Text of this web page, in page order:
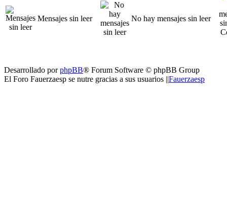
Mensajes sin leer No hay mensajes sin leer
Desarrollado porphpBB® Forum Software © phpBB Group
El Foro Fauerzaesp se nutre gracias a sus usuarios ||Fauerzaesp